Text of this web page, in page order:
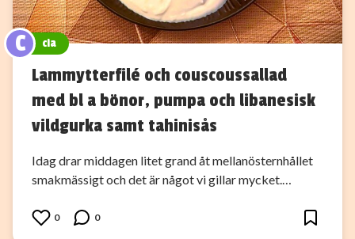
C cia
Lammytterfilé och couscoussallad
med bl a bönor, pumpa och libanesisk
vildgurka samt tahinisås
Idag drar middagen litet grand åt mellanösternhållet
smakmässigt och det är något vi gillar mycket.…
0 0